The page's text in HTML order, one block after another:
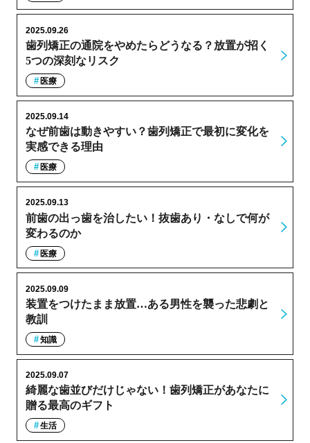
歯列矯正の通院をやめたらどうなる？放置が招く
5つの深刻なリスク
2025.09.26
医療
なぜ前歯は動きやすい？歯列矯正で最初に変化を
実感できる理由
2025.09.14
医療
前歯の出っ歯を治したい！抜歯あり・なしで何が
変わるのか
2025.09.13
医療
装置をつけたまま放置…ある男性を襲った悲劇と
教訓
2025.09.09
知識
綺麗な歯並びだけじゃない！歯列矯正があなたに
贈る最高のギフト
2025.09.07
生活